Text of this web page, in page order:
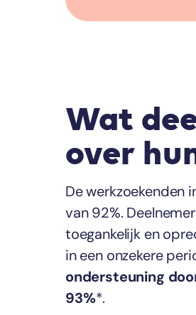
Wat
over
De werkzoekenden
van 92%.
toegankelijk en
in een onzekere
ondersteuning
93%*.